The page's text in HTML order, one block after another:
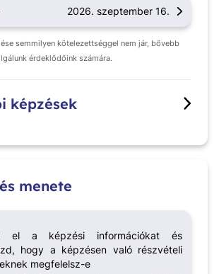
2026. szeptember 16.
semmilyen kötelezettséggel nem jár, bővebb
érdeklődőink számára.
képzések
menete
el a képzési információkat és
hogy a képzésen való részvételi
megfelelsz-e